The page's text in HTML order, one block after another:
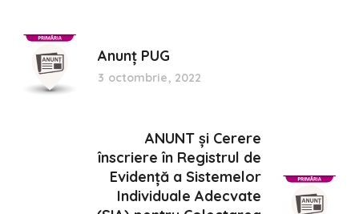
Anunț PUG
3 octombrie, 2022
ANUNT și Cerere
înscriere în Registrul de
Evidență a Sistemelor
Individuale Adecvate